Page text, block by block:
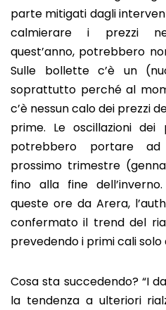
parte mitigati dagli
calmierare i prezzi
quest’anno, potrebbero
Sulle bollette c’è un
soprattutto perché al
c’è nessun calo dei prezzi
prime. Le oscillazioni dei
potrebbero portare
prossimo trimestre
fino alla fine
queste ore da Arera,
confermato il trend del
prevedendo i primi cali solo
Cosa sta succedendo? “I
la tendenza a ulteriori